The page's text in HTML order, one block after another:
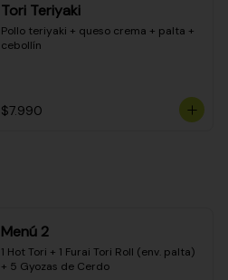
Tori Teriyaki
Pollo teriyaki + queso crema + palta +
cebollín
$7.990
Menú 2
1 Hot Tori + 1 Furai Tori Roll (env. palta)
+ 5 Gyozas de Cerdo